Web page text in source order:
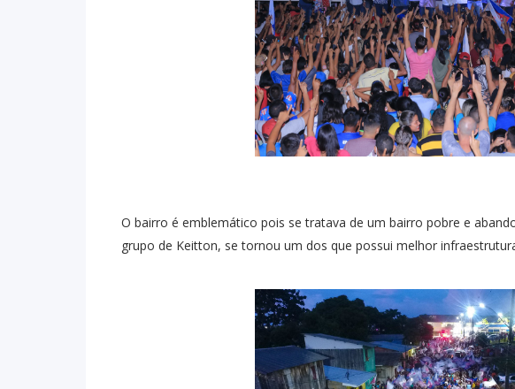
O bairro é emblemático pois se tratava de um bairro pobre e
grupo de Keitton, se tornou um dos que possui melhor